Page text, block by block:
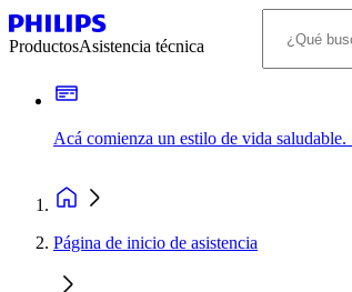
ProductosAsistencia técnica
Acá comienza un estilo de vida
Página de inicio de asistencia